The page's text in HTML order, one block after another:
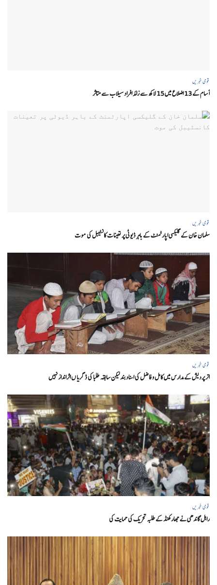
قومی خبریں
آسام کے 13 اضلاع میں 15 لاکھ سے زائد افراد سیلاب سے متاثر
قومی خبریں
سلمان خان کے گلیکسی اپارٹمنٹ کے باہر ڈیوٹی پر تعینات کانسٹیبل کی موت
قومی خبریں
اتر پردیش کےمدارس میں کامل و فاضل کی اسناد بند لیکن سابقہ طلبا کی ڈگریا ں اثرانداز نہیں
قومی خبریں
راہل گاندھی نے جھارکھنڈ کے طلبہ تحریک کی حمایت کی